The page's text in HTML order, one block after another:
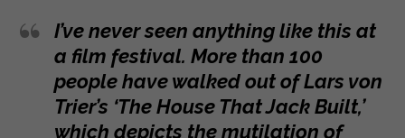
I’ve never seen anything like this at
a film festival. More than 100
people have walked out of Lars von
Trier’s ‘The House That Jack Built,’
which depicts the mutilation of